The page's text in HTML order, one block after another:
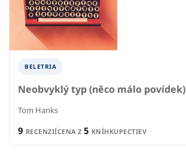
BELETRIA
Neobvyklý typ (něco málo povídek)
Tom Hanks
9 RECENZIÍCENA Z 5 KNÍHKUPECTIEV